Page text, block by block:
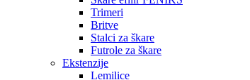
Trimeri
Britve
Stalci za škare
Futrole za škare
Ekstenzije
Lemilice